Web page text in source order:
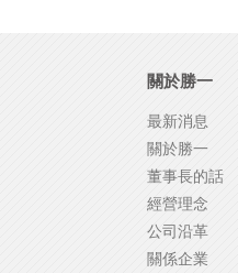
關於勝一
最新消息
關於勝一
董事長的話
經營理念
公司沿革
關係企業